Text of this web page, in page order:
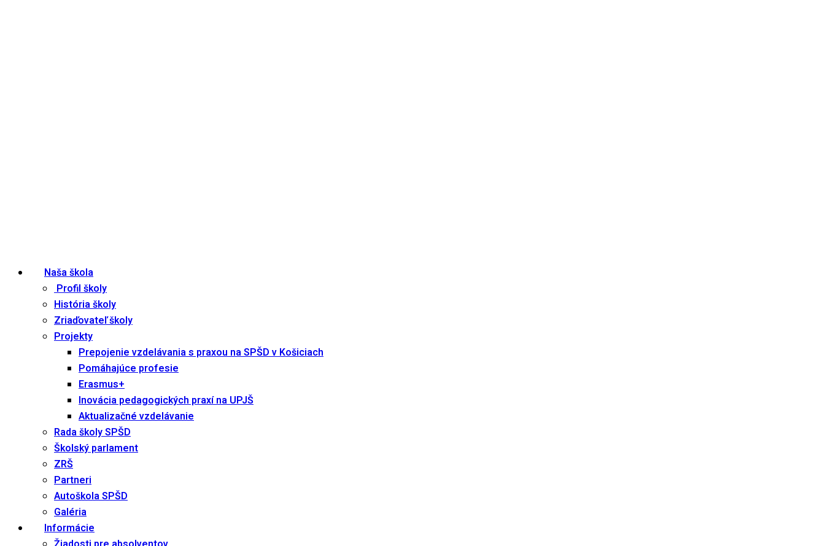
Naša škola
Profil školy
História školy
Zriaďovateľ školy
Projekty
Prepojenie vzdelávania s praxou na SPŠD v Košiciach
Pomáhajúce profesie
Erasmus+
Inovácia pedagogických praxí na UPJŠ
Aktualizačné vzdelávanie
Rada školy SPŠD
Školský parlament
ZRŠ
Partneri
Autoškola SPŠD
Galéria
Informácie